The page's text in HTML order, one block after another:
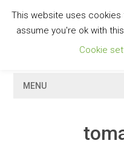
content
MENU
This website uses cookies
assume you're ok with
Cookie